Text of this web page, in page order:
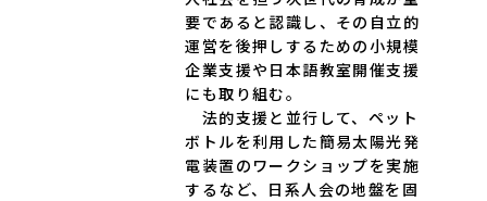
要であると認識し、その自立的
運営を後押しするための小規模
企業支援や日本語教室開催支援
にも取り組む。
法的支援と並行して、ペット
ボトルを利用した簡易太陽光発
電装置のワークショップを実施
するなど、日系人会の地盤を固